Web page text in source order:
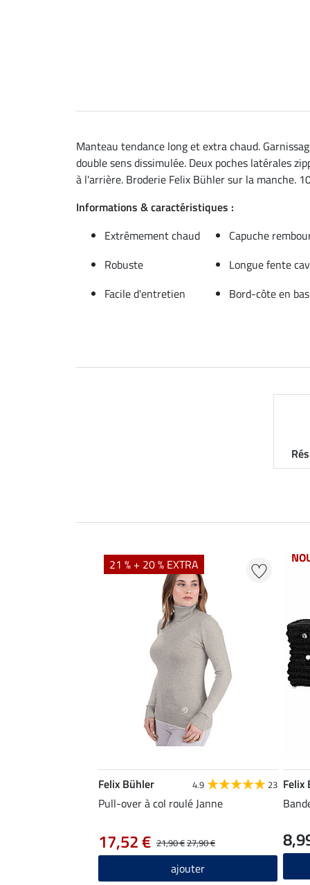
Manteau tendance long et extra chaud.
double sens dissimulée. Deux poches latérales
à l'arrière. Broderie Felix Bühler sur la manche.
Informations & caractéristiques :
Extrêmement chaud
Capuche
Robuste
Longue fente
Facile d'entretien
Bord-côte en
21 % + 20 % EXTRA
Felix Bühler 4.9 23
Pull-over à col roulé Janne
21,90 €27,90 €
17,52 €
ajouter
Felix